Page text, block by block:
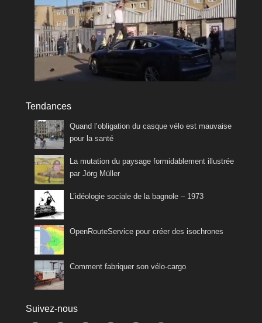
Tendances
Quand l’obligation du casque vélo est mauvaise
pour la santé
La mutation du paysage formidablement illustrée
par Jörg Müller
L’idéologie sociale de la bagnole – 1973
OpenRouteService pour créer des isochrones
Comment fabriquer son vélo-cargo
Suivez-nous